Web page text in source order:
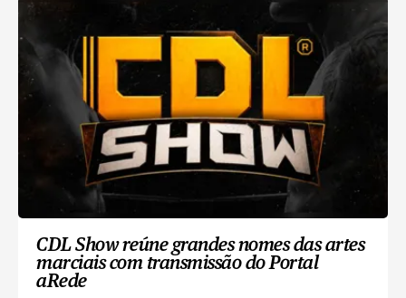
CDL Show reúne grandes nomes das artes
marciais com transmissão do Portal
aRede